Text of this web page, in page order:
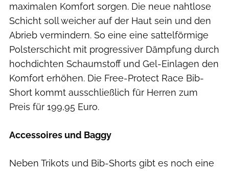
maximalen Komfort sorgen. Die neue nahtlose
Schicht soll weicher auf der Haut sein und den
Abrieb vermindern. So eine eine sattelförmige
Polsterschicht mit progressiver Dämpfung durch
hochdichten Schaumstoff und Gel-Einlagen den
Komfort erhöhen. Die Free-Protect Race Bib-
Short kommt ausschließlich für Herren zum
Preis für 199,95 Euro.
Accessoires und Baggy
Neben Trikots und Bib-Shorts gibt es noch eine